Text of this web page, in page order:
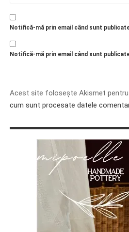
Notifică-mă prin email când sunt
Notifică-mă prin email când sunt
Acest site folosește Akismet pentru
cum sunt procesate datele